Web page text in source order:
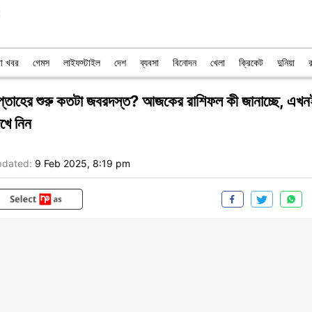
খবর গেমস লাইফস্টাইল দেশ ব্যবসা বিনোদন খেলা ক্রিকেট দুনিয়া
শুরু কতটা জবরদস্ত? আজকের রাশিফল কী জানাচ্ছে,
নিন
9 Feb 2025, 8:19 pm